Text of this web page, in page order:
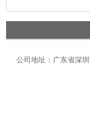
公司地址：广东省深